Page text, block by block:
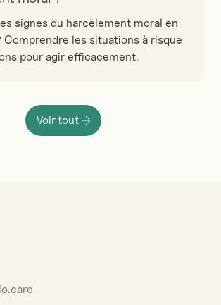
signes du harcèlement moral en
les situations à risque
pour agir efficacement.
Voir tout